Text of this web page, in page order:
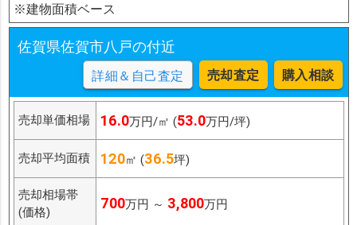
※建物面積ベース
佐賀県佐賀市八戸の付近
詳細＆自己査定 売却査定 購入相談
売却単価相場 16.0万円/㎡ (53.0万円/坪)
売却平均面積 120㎡ (36.5坪)
売却相場帯
(価格)
700万円 ～ 3,800万円